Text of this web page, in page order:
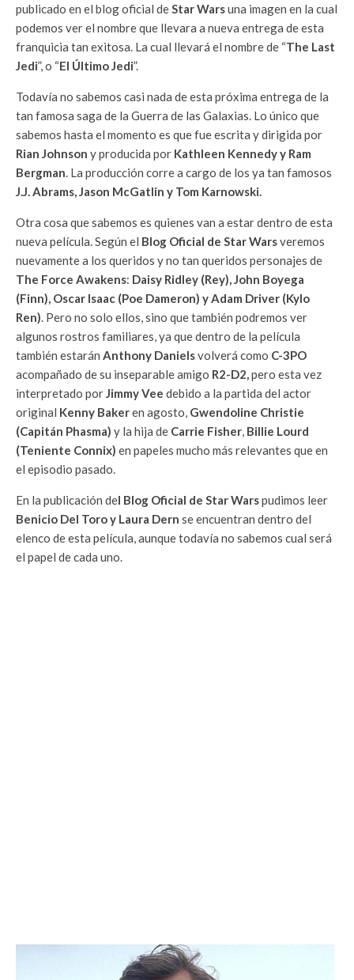
publicado en el blog oficial deStar Warsuna imagen en la cual
podemos ver el nombre que llevara a nueva entrega de esta
franquicia tan exitosa. La cual llevará el nombre de “The Last
Jedi”, o “El Último Jedi”.
Todavía no sabemos casi nada de esta próxima entrega de la
tan famosa saga de la Guerra de las Galaxias. Lo único que
sabemos hasta el momento es que fue escrita y dirigida por
Rian Johnson y producida por Kathleen Kennedy y Ram
Bergman. La producción corre a cargo de los ya tan famosos
J.J. Abrams, Jason McGatlin y Tom Karnowski.
Otra cosa que sabemos es quienes van a estar dentro de esta
nueva película. Según el Blog Oficial de Star Warsveremos
nuevamente a los queridos y no tan queridos personajes de
The Force Awakens: Daisy Ridley (Rey), John Boyega
(Finn), Oscar Isaac (Poe Dameron) y Adam Driver (Kylo
Ren). Pero no solo ellos, sino que también podremos ver
algunos rostros familiares, ya que dentro de la película
también estarán Anthony Danielsvolverá como C-3PO
acompañado de su inseparable amigo R2-D2,pero esta vez
interpretado porJimmy Vee debido a la partida del actor
original Kenny Bakeren agosto, Gwendoline Christie
(Capitán Phasma) y la hija de Carrie Fisher, Billie Lourd
(Teniente Connix) en papeles mucho más relevantes que en
el episodio pasado.
En la publicación del Blog Oficial de Star Warspudimos leer
Benicio Del Toro y Laura Dern se encuentran dentro del
elenco de esta película, aunque todavía no sabemos cual será
el papel de cada uno.